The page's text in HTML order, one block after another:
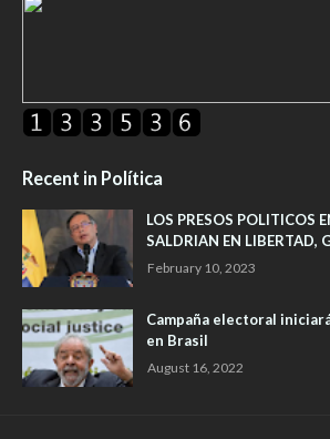
Recent in Política
LOS PRESOS POLITICOS
SALDRIAN EN LIBERTAD,
February 10, 2023
Campaña electoral
en Brasil
August 16, 2022